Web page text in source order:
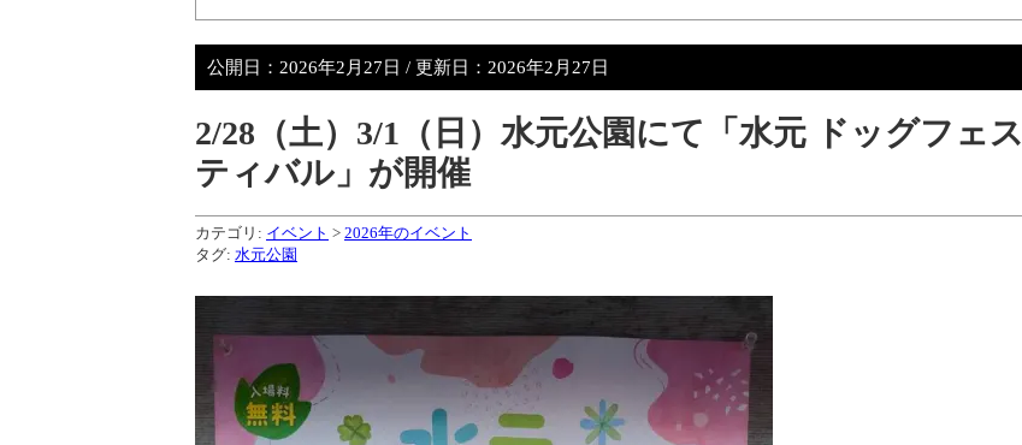
公開日： 2026年2月27日 / 更新日： 2026年2月27日
2/28（土）3/1（日）水元公園にて「水元 ドッグフェス
ティバル」が開催
カテゴリ: イベント > 2026年のイベント
タグ: 水元公園